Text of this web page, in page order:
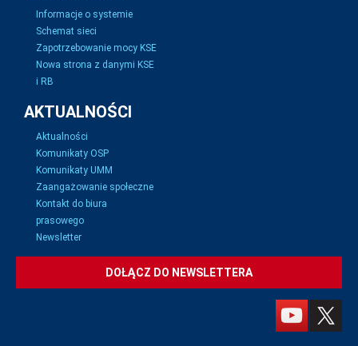
Informacje o systemie
Schemat sieci
Zapotrzebowanie mocy KSE
Nowa strona z danymi KSE
i RB
AKTUALNOŚCI
Aktualności
Komunikaty OSP
Komunikaty UMM
Zaangażowanie społeczne
Kontakt do biura
prasowego
Newsletter
DOŁĄCZ DO NEWSLETTERA